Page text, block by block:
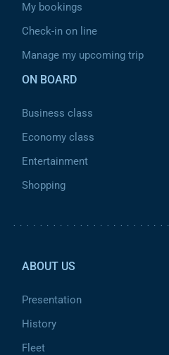
My bookings
Check-in on line
Manage my upcoming trip
ON BOARD
Business class
Economy class
Entertainment
Shopping
ABOUT US
Presentation
History
Fleet